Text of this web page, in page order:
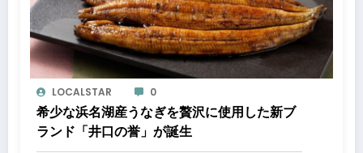
LOCALSTAR 0
希少な浜名湖産うなぎを贅沢に使用した新ブ
ランド「井口の誉」が誕生